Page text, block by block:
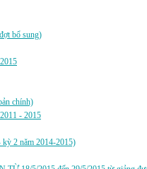
bổ sung)
chính)
- 2015
kỳ 2 năm 2014-2015)